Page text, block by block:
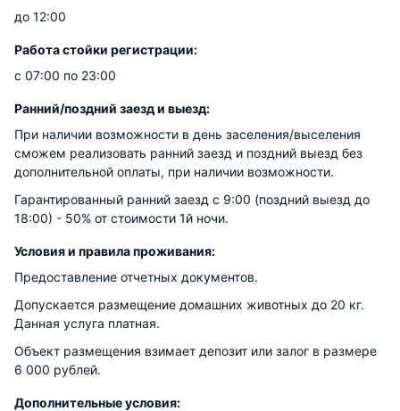
до 12:00
Работа стойки регистрации:
с 07:00 по 23:00
Ранний/поздний заезд и выезд:
При наличии возможности в день заселения/выселения
сможем реализовать ранний заезд и поздний выезд без
дополнительной оплаты, при наличии возможности.
Гарантированный ранний заезд с 9:00 (поздний выезд до
18:00) - 50% от стоимости 1й ночи.
Условия и правила проживания:
Предоставление отчетных документов.
Допускается размещение домашних животных до 20 кг.
Данная услуга платная.
Объект размещения взимает депозит или залог в размере
6 000 рублей.
Дополнительные условия: